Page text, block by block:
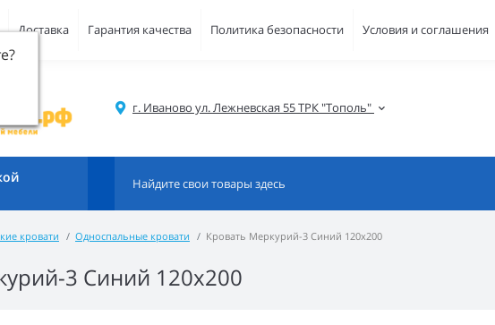
?
Доставка Гарантия качества Политика безопасности Условия и соглашения
г. Иваново ул. Лежневская 55 ТРК "Тополь"
кровати Односпальные кровати Кровать Меркурий-3 Синий 120х200
3 Синий 120х200